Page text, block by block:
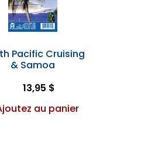
Pacific Cruising
& Samoa
13,95 $
au panier